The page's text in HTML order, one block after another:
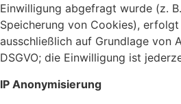
Einwilligung abgefragt wurde (z.
Speicherung von Cookies),
ausschließlich auf Grundlage von
DSGVO; die Einwilligung ist
IP Anonymisierung